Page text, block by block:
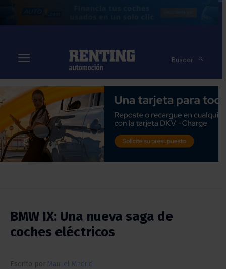
Buscar
BMW IX: Una nueva saga de
coches eléctricos
Escrito por Manuel Madrid